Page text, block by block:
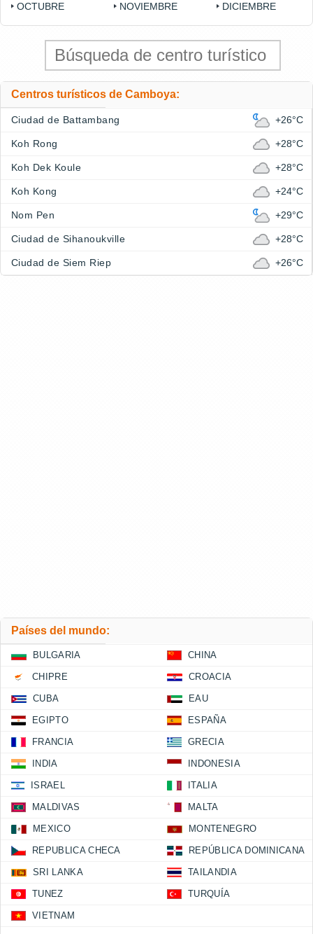
OCTUBRE
NOVIEMBRE DICIEMBRE
Centros turísticos de Camboya:
Ciudad de Battambang +26°C
Koh Rong +28°C
Koh Dek Koule +28°C
Koh Kong +24°C
Nom Pen +29°C
Ciudad de Sihanoukville +28°C
Ciudad de Siem Riep +26°C
Países del mundo:
BULGARIA CHINA
CHIPRE CROACIA
CUBA EAU
EGIPTO ESPAÑA
FRANCIA GRECIA
INDIA INDONESIA
ISRAEL ITALIA
MALDIVAS MALTA
MEXICO MONTENEGRO
REPUBLICA CHECA REPÚBLICA DOMINICANA
SRI LANKA TAILANDIA
TUNEZ TURQUÍA
VIETNAM